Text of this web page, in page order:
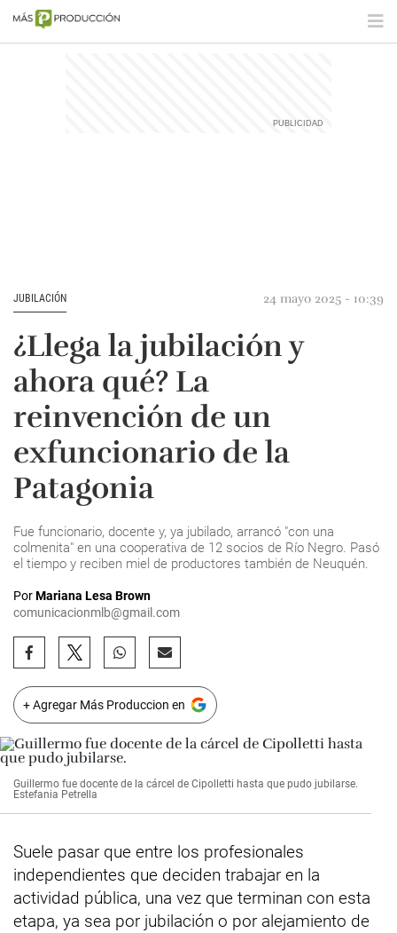
JUBILACIÓN 24 mayo 2025 - 10:39
¿Llega la jubilación y
ahora qué? La
reinvención de un
exfuncionario de la
Patagonia
Fue funcionario, docente y, ya jubilado, arrancó "con una
colmenita" en una cooperativa de 12 socios de Río Negro. Pasó
el tiempo y reciben miel de productores también de Neuquén.
PorMariana Lesa Brown
comunicacionmlb@gmail.com
+ Agregar Más Produccion en
Guillermo fue docente de la cárcel de Cipolletti hasta que pudo jubilarse.
Estefania Petrella
Suele pasar que entre los profesionales
independientes que deciden trabajar en la
actividad pública, una vez que terminan con esta
etapa, ya sea por jubilación o por alejamiento de